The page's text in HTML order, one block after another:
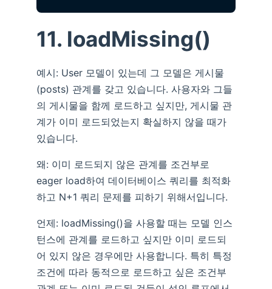
11. loadMissing()
예시: User 모델이 있는데 그 모델은 게시물
(posts) 관계를 갖고 있습니다. 사용자와 그들
의 게시물을 함께 로드하고 싶지만, 게시물 관
계가 이미 로드되었는지 확실하지 않을 때가
있습니다.
왜: 이미 로드되지 않은 관계를 조건부로
eager load하여 데이터베이스 쿼리를 최적화
하고 N+1 쿼리 문제를 피하기 위해서입니다.
언제: loadMissing()을 사용할 때는 모델 인스
턴스에 관계를 로드하고 싶지만 이미 로드되
어 있지 않은 경우에만 사용합니다. 특히 특정
조건에 따라 동적으로 로드하고 싶은 조건부